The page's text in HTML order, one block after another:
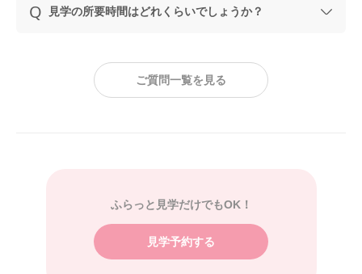
見学の所要時間はどれくらいでしょうか？
ご質問一覧を見る
ふらっと見学だけでもOK！
見学予約する